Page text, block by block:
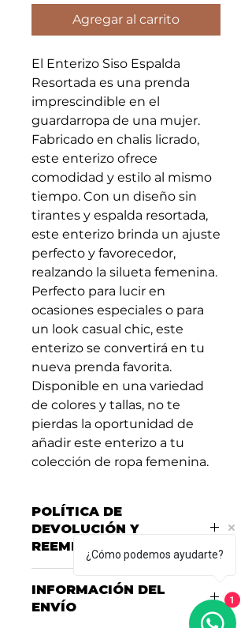
Agregar al carrito
El Enterizo Siso Espalda
Resortada es una prenda
imprescindible en el
guardarropa de una mujer.
Fabricado en chalis licrado,
este enterizo ofrece
comodidad y estilo al mismo
tiempo. Con un diseño sin
tirantes y espalda resortada,
este enterizo brinda un ajuste
perfecto y favorecedor,
realzando la silueta femenina.
Perfecto para lucir en
ocasiones especiales o para
un look casual chic, este
enterizo se convertirá en tu
nueva prenda favorita.
Disponible en una variedad
de colores y tallas, no te
pierdas la oportunidad de
añadir este enterizo a tu
colección de ropa femenina.
POLÍTICA DE
DEVOLUCIÓN Y
REEMBOLSO
Garantías, Cambios y
Devoluciones
INFORMACIÓN DEL
ENVÍO
¿Cómo podemos ayudarte?
1